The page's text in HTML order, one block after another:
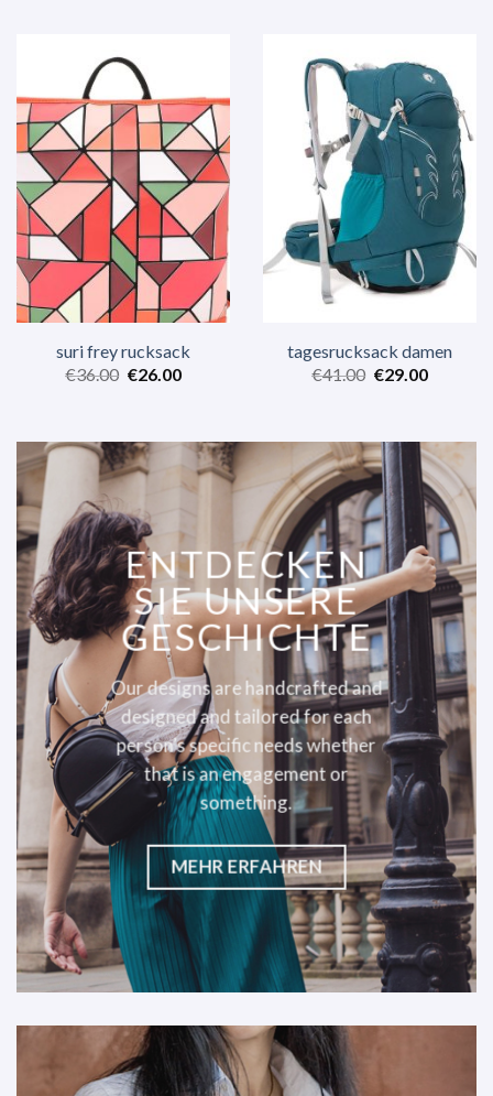
suri frey rucksack
€36.00 €26.00
tagesrucksack damen
€41.00 €29.00
ENTDECKEN
SIE UNSERE
GESCHICHTE
Our designs are handcrafted and
designed and tailored for each
person’s specific needs whether
that is an engagement or
something.
MEHR ERFAHREN